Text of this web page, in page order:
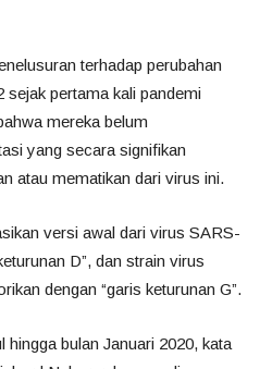
terhadap perubahan
pertama kali pandemi
mereka belum
yang secara signifikan
atau mematikan dari virus ini.
versi awal dari virus SARS-
D”, dan strain virus
dengan “garis keturunan G”.
hingga bulan Januari 2020, kata